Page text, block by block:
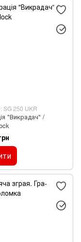
SG 250 UKR
"Викрадач" /